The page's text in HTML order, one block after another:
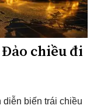
chiều đi
diễn biến trái chiều